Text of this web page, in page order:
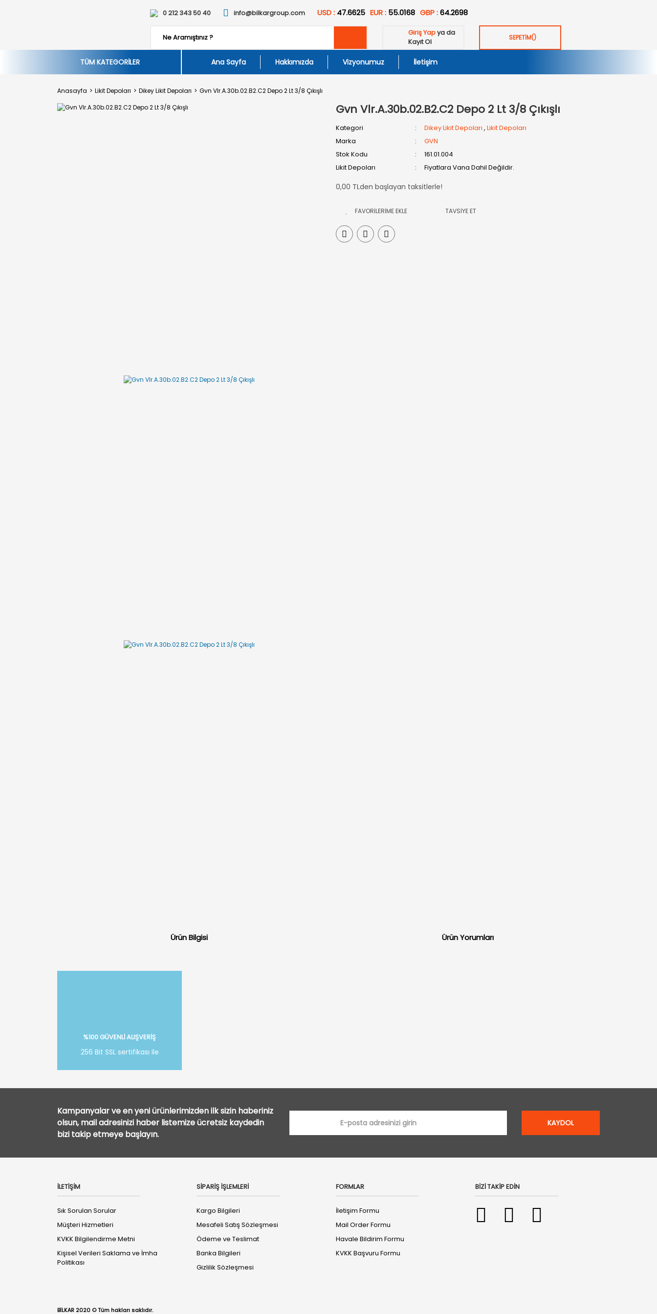
0 212 343 50 40 info@bilkargroup.com USD : 47.6625 EUR : 55.0168 GBP :64.2698
Giriş Yapya da
Kayıt Ol
SEPETİM()
TÜM KATEGORİLER Ana Sayfa Hakkımızda Vizyonumuz İletişim
Anasayfa Likit Depoları Dikey Likit Depoları Gvn Vlr.A.30b.02.B2.C2 Depo 2 Lt 3/8 Çıkışlı
Gvn Vlr.A.30b.02.B2.C2 Depo 2 Lt 3/8 Çıkışlı
Kategori Dikey Likit Depoları , Likit Depoları
Marka
GVN
Stok Kodu
161.01.004
Likit Depoları
Fiyatlara Vana Dahil Değildir.
0,00 TLden başlayan taksitlerle!
TAVSİYE ET
Ürün Bilgisi Ürün Yorumları
%100 GÜVENLİ ALIŞVERİŞ
256 Bit SSL sertifikası ile
Kampanyalar ve en yeni ürünlerimizden ilk sizin haberiniz
olsun, mail adresinizi haber listemize ücretsiz kaydedin
bizi takip etmeye başlayın.
KAYDOL
İLETİŞİM
Sık Sorulan Sorular
Müşteri Hizmetleri
KVKK Bilgilendirme Metni
Kişisel Verileri Saklama ve İmha
Politikası
SİPARİŞ İŞLEMLERİ
Kargo Bilgileri
Mesafeli Satış Sözleşmesi
Ödeme ve Teslimat
Banka Bilgileri
Gizlilik Sözleşmesi
FORMLAR
İletişim Formu
Mail Order Formu
Havale Bildirim Formu
KVKK Başvuru Formu
BİZİ TAKİP EDİN
BİLKAR 2020 © Tüm hakları saklıdır.